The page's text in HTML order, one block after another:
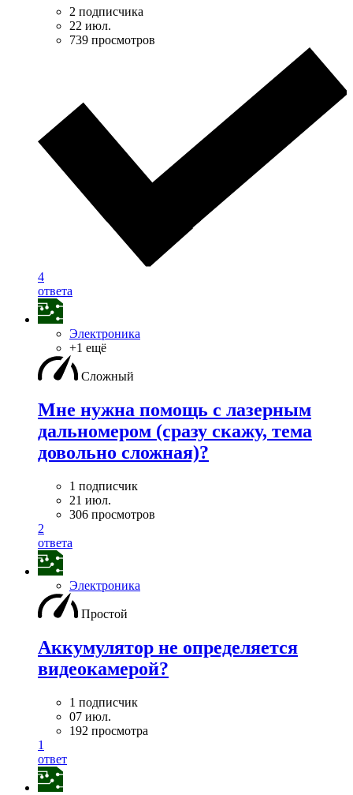
2 подписчика
22 июл.
739 просмотров
4
ответа
Электроника
+1 ещё
Сложный
Мне нужна помощь с лазерным
дальномером (сразу скажу, тема
довольно сложная)?
1 подписчик
21 июл.
306 просмотров
2
ответа
Электроника
Простой
Аккумулятор не определяется
видеокамерой?
1 подписчик
07 июл.
192 просмотра
1
ответ